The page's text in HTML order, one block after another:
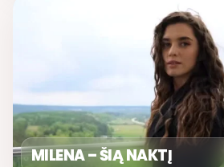
MILENA – ŠIĄ NAKTĮ